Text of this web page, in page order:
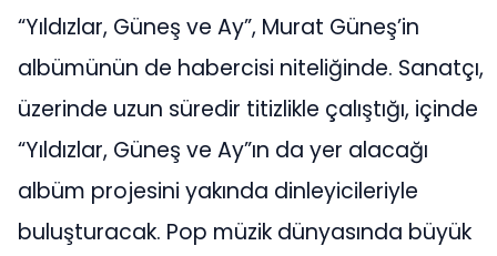
“Yıldızlar, Güneş ve Ay”, Murat Güneş’in
albümünün de habercisi niteliğinde. Sanatçı,
üzerinde uzun süredir titizlikle çalıştığı, içinde
“Yıldızlar, Güneş ve Ay”ın da yer alacağı
albüm projesini yakında dinleyicileriyle
buluşturacak. Pop müzik dünyasında büyük